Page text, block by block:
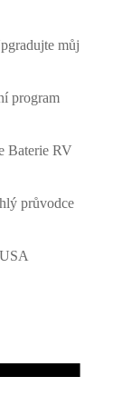
můj
program
Baterie RV
průvodce